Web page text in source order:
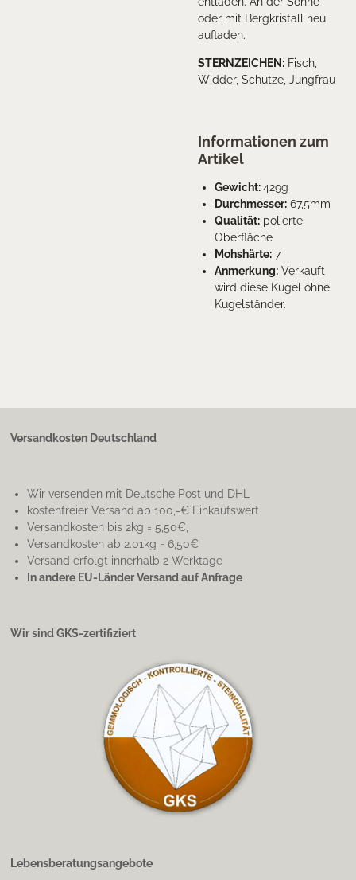
oder mit Bergkristall neu
aufladen.
STERNZEICHEN: Fisch,
Widder, Schütze, Jungfrau
Informationen zum
Artikel
Gewicht:429g
Durchmesser: 67,5mm
Qualität: polierte
Oberfläche
Mohshärte: 7
Anmerkung: Verkauft
wird diese Kugel ohne
Kugelständer.
Versandkosten Deutschland
Wir versenden mit Deutsche Post und DHL
kostenfreier Versand ab 100,-€ Einkaufswert
Versandkosten bis 2kg = 5,50€,
Versandkosten ab 2.01kg = 6,50€
Versand erfolgt innerhalb 2 Werktage
In andere EU-Länder Versand auf Anfrage
Wir sind GKS-zertifiziert
Lebensberatungsangebote